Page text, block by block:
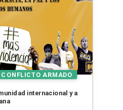
internacional y a